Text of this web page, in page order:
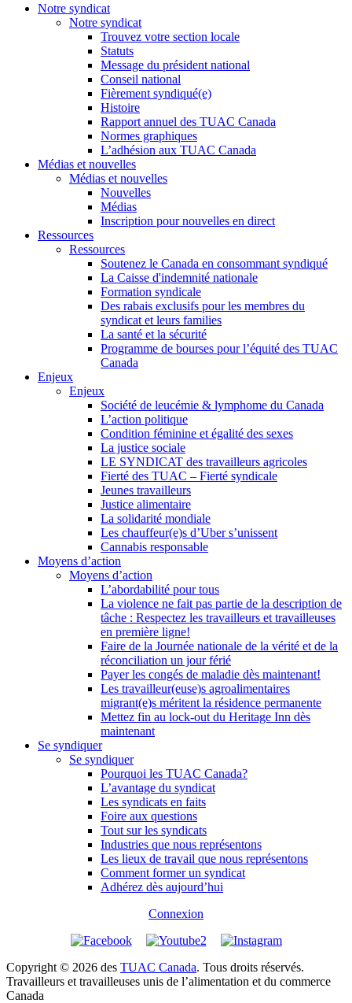
Notre syndicat
Notre syndicat
Trouvez votre section locale
Statuts
Message du président national
Conseil national
Fièrement syndiqué(e)
Histoire
Rapport annuel des TUAC Canada
Normes graphiques
L’adhésion aux TUAC Canada
Médias et nouvelles
Médias et nouvelles
Nouvelles
Médias
Inscription pour nouvelles en direct
Ressources
Ressources
Soutenez le Canada en consommant syndiqué
La Caisse d'indemnité nationale
Formation syndicale
Des rabais exclusifs pour les membres du
syndicat et leurs families
La santé et la sécurité
Programme de bourses pour l’équité des TUAC
Canada
Enjeux
Enjeux
Société de leucémie & lymphome du Canada
L’action politique
Condition féminine et égalité des sexes
La justice sociale
LE SYNDICAT des travailleurs agricoles
Fierté des TUAC – Fierté syndicale
Jeunes travailleurs
Justice alimentaire
La solidarité mondiale
Les chauffeur(e)s d’Uber s’unissent
Cannabis responsable
Moyens d’action
Moyens d’action
L’abordabilité pour tous
La violence ne fait pas partie de la description de
tâche : Respectez les travailleurs et travailleuses
en première ligne!
Faire de la Journée nationale de la vérité et de la
réconciliation un jour férié
Payer les congés de maladie dès maintenant!
Les travailleur(euse)s agroalimentaires
migrant(e)s méritent la résidence permanente
Mettez fin au lock-out du Heritage Inn dès
maintenant
Se syndiquer
Se syndiquer
Pourquoi les TUAC Canada?
L’avantage du syndicat
Les syndicats en faits
Foire aux questions
Tout sur les syndicats
Industries que nous représentons
Les lieux de travail que nous représentons
Comment former un syndicat
Adhérez dès aujourd’hui
Connexion
Copyright © 2026 des TUAC Canada. Tous droits réservés.
Travailleurs et travailleuses unis de l’alimentation et du commerce
Canada